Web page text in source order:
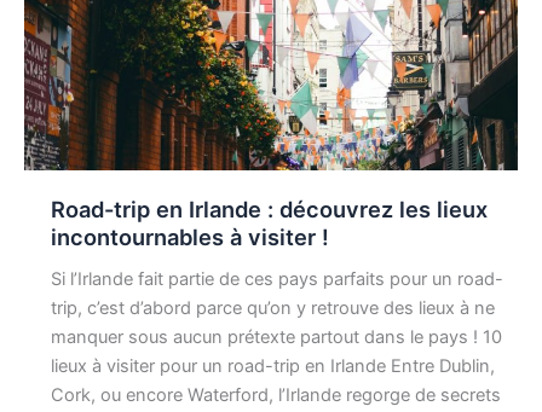
Road-trip en Irlande : découvrez les lieux
incontournables à visiter !
Si l’Irlande fait partie de ces pays parfaits pour un road-
trip, c’est d’abord parce qu’on y retrouve des lieux à ne
manquer sous aucun prétexte partout dans le pays ! 10
lieux à visiter pour un road-trip en Irlande Entre Dublin,
Cork, ou encore Waterford, l’Irlande regorge de secrets